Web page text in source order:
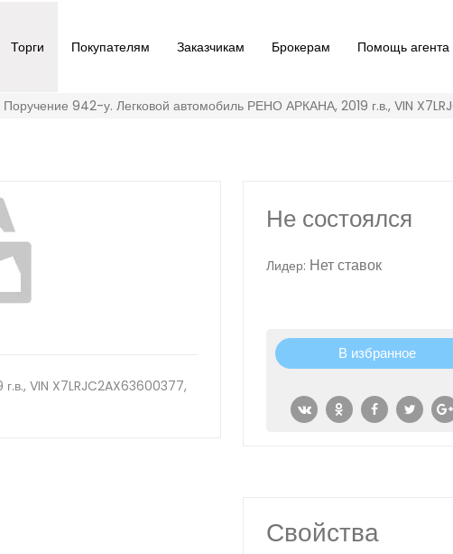
Торги Покупателям Заказчикам Брокерам Помощь агента
Поручение 942-у. Легковой автомобиль РЕНО АРКАНА, 2019 г.в., VIN
VIN X7LRJC2AX63600377,
Не состоялся
Лидер: Нет ставок
В избранное
Свойства